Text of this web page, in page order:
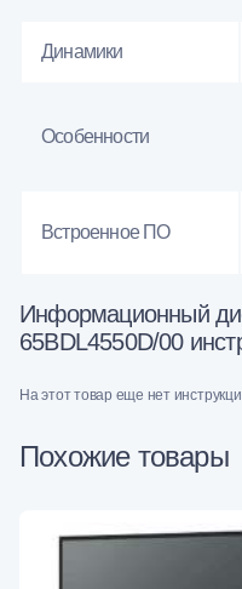
Динамики
Особенности
Встроенное ПО
Информационный
65BDL4550D/00
На этот товар еще нет
Похожие товары